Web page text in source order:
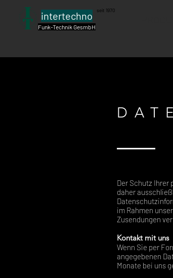
intertechno
Funk-Technik GesmbH
seit 1970
Der Schutz Ihrer
daher
im Rahmen
Zusendungen
Kontakt mit uns
Wenn Sie per
angegebenen
Monate bei uns